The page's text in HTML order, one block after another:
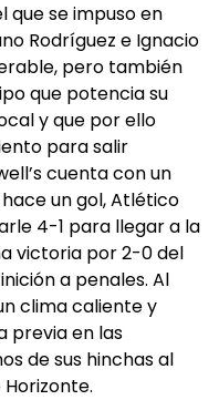
que se impuso en
Rodríguez e Ignacio
pero también
que potencia su
y que por ello
para salir
cuenta con un
un gol, Atlético
4-1 para llegar a la
victoria por 2-0 del
a penales. Al
clima caliente y
previa en las
de sus hinchas al